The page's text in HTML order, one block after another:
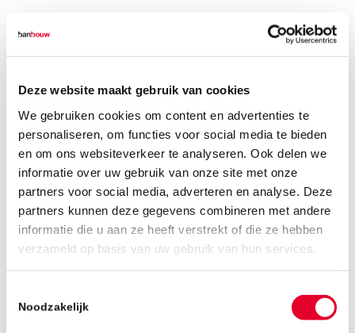
Deze website maakt gebruik van cookies
We gebruiken cookies om content en advertenties te
personaliseren, om functies voor social media te bieden
en om ons websiteverkeer te analyseren. Ook delen we
informatie over uw gebruik van onze site met onze
partners voor social media, adverteren en analyse. Deze
partners kunnen deze gegevens combineren met andere
informatie die u aan ze heeft verstrekt of die ze hebben
verzameld op basis van uw gebruik van hun services.
Noodzakelijk
1 2 4
STAD-IN-EEN-STAD
inspireren en experimenteren. Het belooft dé